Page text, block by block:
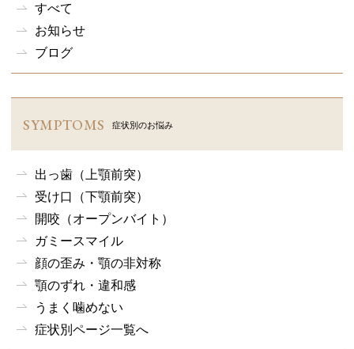
すべて
お知らせ
ブログ
SYMPTOMS 症状別のお悩み
出っ歯（上顎前突）
受け口（下顎前突）
開咬（オープンバイト）
ガミースマイル
顔の歪み・顎の非対称
顎のずれ・違和感
うまく噛めない
症状別ページ一覧へ